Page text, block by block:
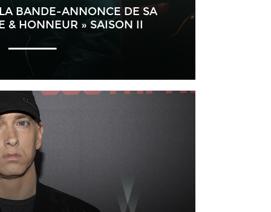
BANDE-ANNONCE DE SA
& HONNEUR » SAISON II